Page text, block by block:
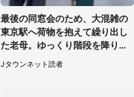
最後の同窓会のため、大混雑の
東京駅へ荷物を抱えて繰り出し
た老母。ゆっくり階段を降りて
たらスーツの男性が（東京都・
50代女性）
Jタウンネット読者